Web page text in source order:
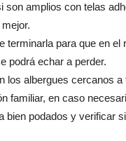
son amplios con telas
terminarla para que en
podrá echar a perder.
los albergues cercanos
familiar, en caso
bien podados y verificar